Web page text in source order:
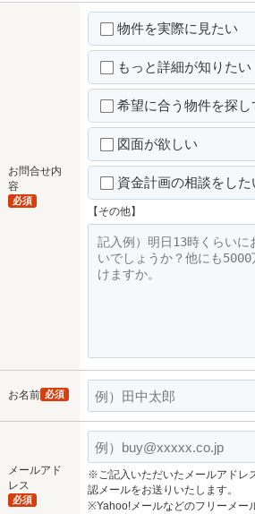
お問合せ内
容
必須
物件を実際に見たい
もっと詳細が知りたい
希望に合う物件を探し
図面が欲しい
資金計画の相談をした
【その他】
お名前 必須
メールアド
レス
必須
※ご記入いただいたメールアドレ
認メールをお送りいたします。
※Yahoo!メールなどのフリーメー